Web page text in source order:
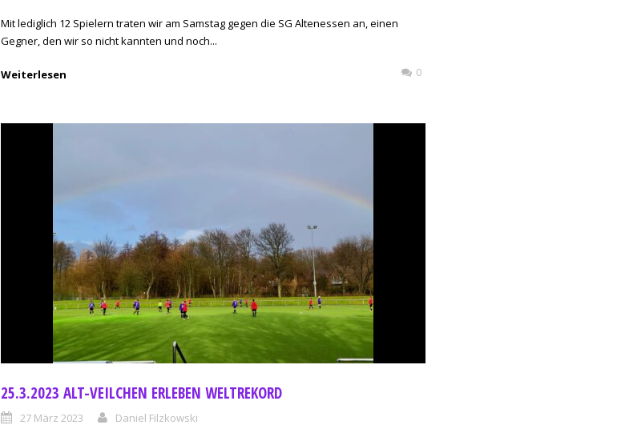
Mit lediglich 12 Spielern traten wir am Samstag gegen die SG Altenessen an, einen
Gegner, den wir so nicht kannten und noch...
Weiterlesen 0
25.3.2023 ALT-VEILCHEN ERLEBEN WELTREKORD
27 März 2023 Daniel Filzkowski